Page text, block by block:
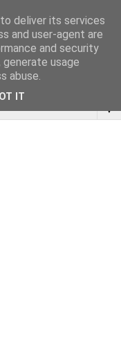
▼
deliver its services
and user-agent are
and security
usage
abuse.
IT